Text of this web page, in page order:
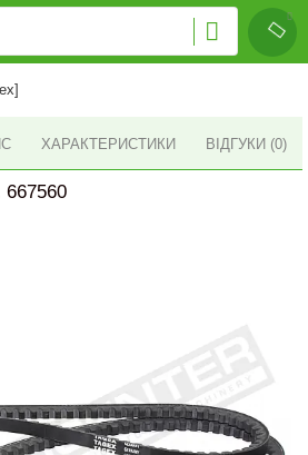
ХАРАКТЕРИСТИКИ ВІДГУКИ (0)
667560